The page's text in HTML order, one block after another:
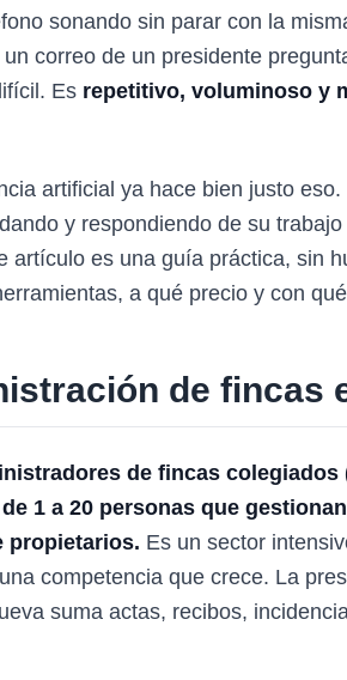
sonando sin parar con la
correo de un presidente
Es repetitivo, voluminoso y
artificial ya hace bien justo
y respondiendo de su
artículo es una guía práctica, sin
a qué precio y con
de fincas
de fincas colegiados
1 a 20 personas que
propietarios. Es un sector
competencia que crece. La
suma actas, recibos,